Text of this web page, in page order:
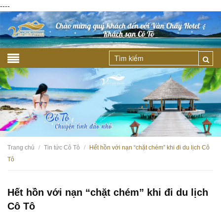
----
Trang chủ / Tin tức Cô Tô /
Hết hồn với nạn “chặt chém” khi đi du lịch Cô
Tô
Hết hồn với nạn “chặt chém” khi đi du lịch
Cô Tô